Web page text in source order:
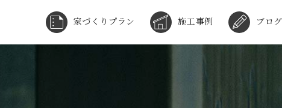
家づくりプラン 施工事例 ブログ